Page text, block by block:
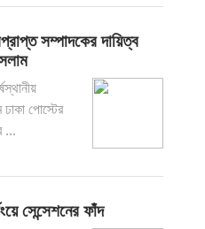
সম্পাদকের দায়িত্ব
পোস্টের
...
সেন্সেশনের ফাঁদ